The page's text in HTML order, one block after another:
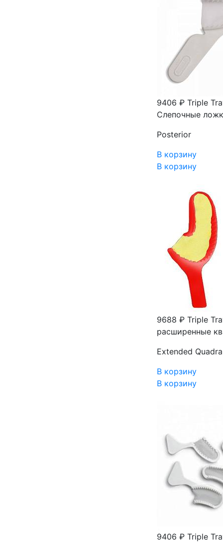
9406 ₽ Triple
Слепочные
Posterior
В корзину
В корзину
9688 ₽ Triple
расширенные
Extended
В корзину
В корзину
9406 ₽ Triple